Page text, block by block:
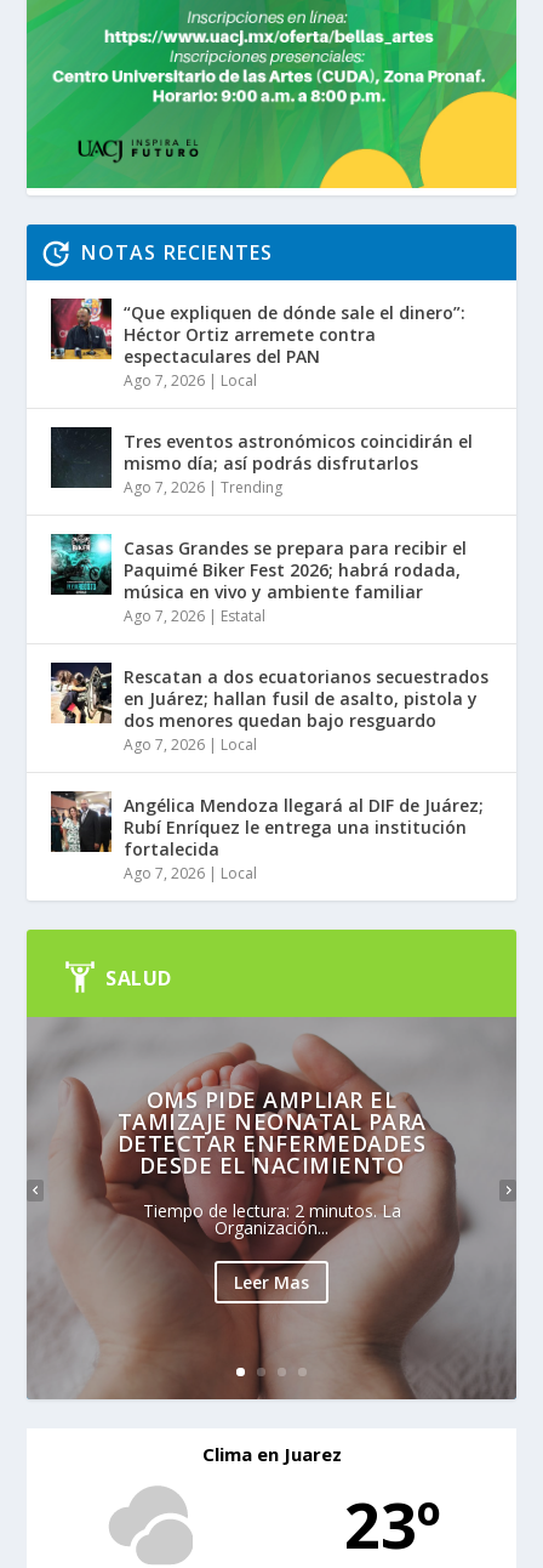
NOTAS RECIENTES
“Que expliquen de dónde sale el dinero”:
Héctor Ortiz arremete contra
espectaculares del PAN
Ago 7, 2026 | Local
Tres eventos astronómicos coincidirán el
mismo día; así podrás disfrutarlos
Ago 7, 2026 |Trending
Casas Grandes se prepara para recibir el
Paquimé Biker Fest 2026; habrá rodada,
música en vivo y ambiente familiar
Ago 7, 2026 | Estatal
Rescatan a dos ecuatorianos secuestrados
en Juárez; hallan fusil de asalto, pistola y
dos menores quedan bajo resguardo
Ago 7, 2026 | Local
Angélica Mendoza llegará al DIF de Juárez;
Rubí Enríquez le entrega una institución
fortalecida
Ago 7, 2026 | Local
SALUD
OMS PIDE AMPLIAR EL
TAMIZAJE NEONATAL PARA
DETECTAR ENFERMEDADES
DESDE EL NACIMIENTO
Tiempo de lectura: 2 minutos. La
Organización...
Leer Mas
Clima en Juarez
23º